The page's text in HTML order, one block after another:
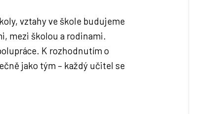
vztahy ve škole budujeme
mezi školou a rodinami.
K rozhodnutím o
jako tým – každý učitel se